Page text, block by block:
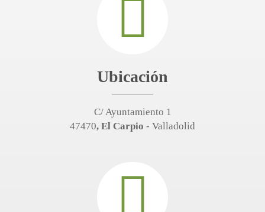
Ubicación
C/ Ayuntamiento 1
47470, El Carpio - Valladolid